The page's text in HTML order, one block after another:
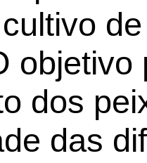
objetivo
dos
das